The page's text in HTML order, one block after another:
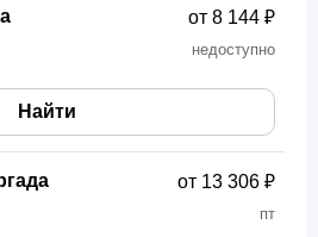
недоступно
от 8 144 ₽
Найти
пт
от 13 306 ₽